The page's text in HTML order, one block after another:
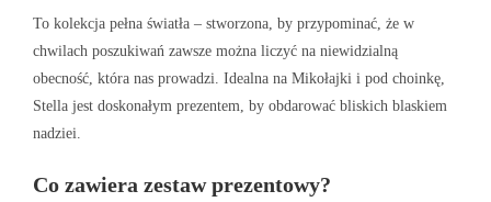
To kolekcja pełna światła – stworzona, by przypominać, że w
chwilach poszukiwań zawsze można liczyć na niewidzialną
obecność, która nas prowadzi. Idealna na Mikołajki i pod choinkę,
Stella jest doskonałym prezentem, by obdarować bliskich blaskiem
nadziei.
Co zawiera zestaw prezentowy?